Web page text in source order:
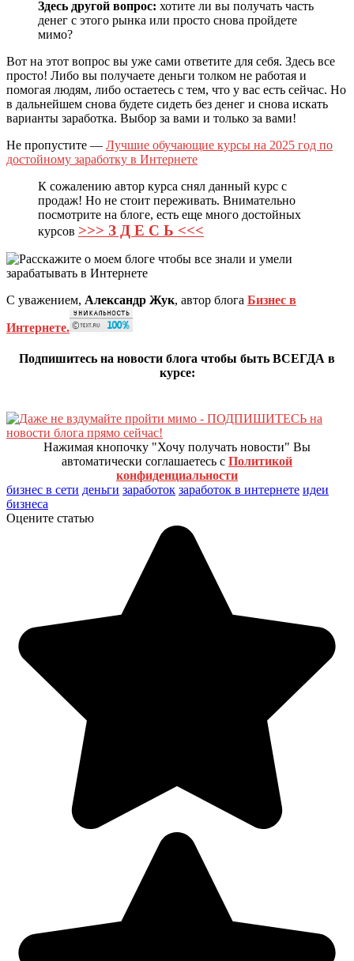
Здесь другой вопрос: хотите ли вы получать часть
денег с этого рынка или просто снова пройдете
мимо?
Вот на этот вопрос вы уже сами ответите для себя. Здесь все
просто! Либо вы получаете деньги толком не работая и
помогая людям, либо остаетесь с тем, что у вас есть сейчас. Но
в дальнейшем снова будете сидеть без денег и снова искать
варианты заработка. Выбор за вами и только за вами!
Не пропустите — Лучшие обучающие курсы на 2025 год по
достойному заработку в Интернете
К сожалению автор курса снял данный курс с
продаж! Но не стоит переживать. Внимательно
посмотрите на блоге, есть еще много достойных
курсов >>> З Д Е С Ь <<<
С уважением, Александр Жук, автор блога Бизнес в
Интернете.
Подпишитесь на новости блога чтобы быть ВСЕГДА в
курсе:
Нажимая кнопочку "Хочу получать новости" Вы
автоматически соглашаетесь с Политикой
конфиденциальности
бизнес в сети деньги заработок заработок в интернете идеи
бизнеса
Оцените статью